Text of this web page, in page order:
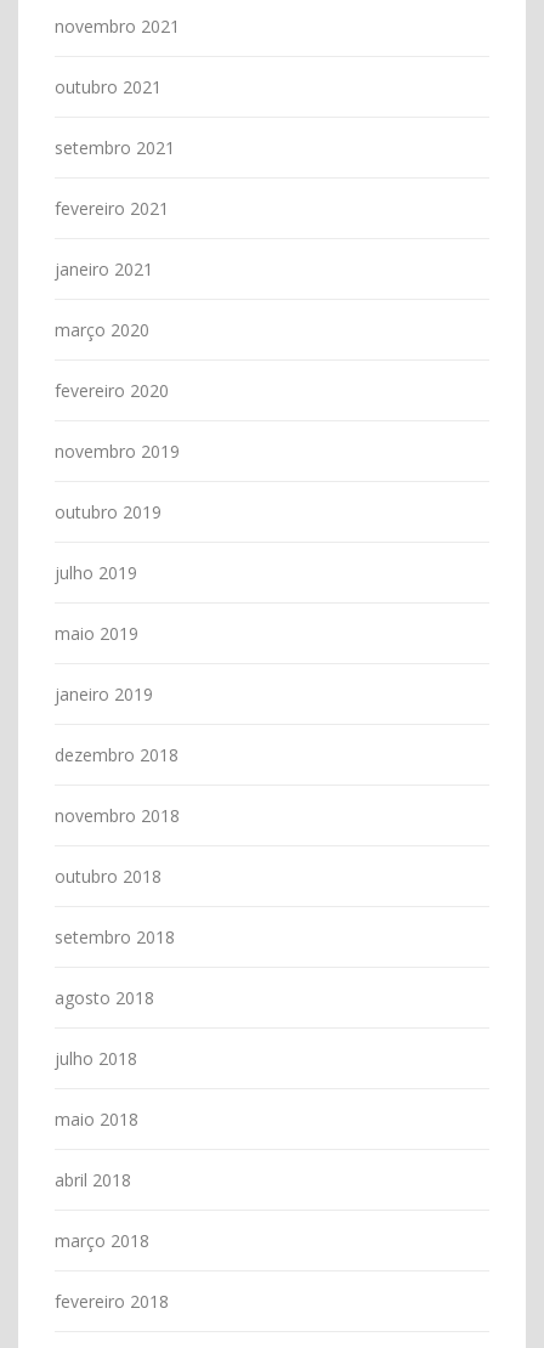
novembro 2021
outubro 2021
setembro 2021
fevereiro 2021
janeiro 2021
março 2020
fevereiro 2020
novembro 2019
outubro 2019
julho 2019
maio 2019
janeiro 2019
dezembro 2018
novembro 2018
outubro 2018
setembro 2018
agosto 2018
julho 2018
maio 2018
abril 2018
março 2018
fevereiro 2018